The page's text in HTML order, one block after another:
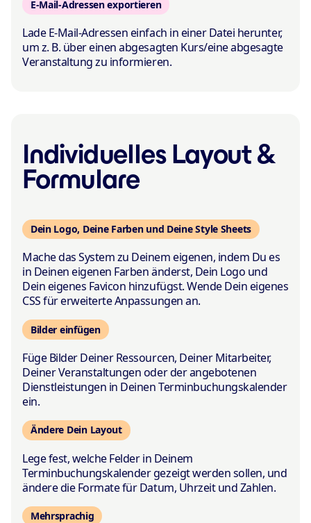
E-Mail-Adressen exportieren
Lade E-Mail-Adressen einfach in einer Datei herunter,
um z. B. über einen abgesagten Kurs/eine abgesagte
Veranstaltung zu informieren.
Individuelles Layout &
Formulare
Dein Logo, Deine Farben und Deine Style Sheets
Mache das System zu Deinem eigenen, indem Du es
in Deinen eigenen Farben änderst, Dein Logo und
Dein eigenes Favicon hinzufügst. Wende Dein eigenes
CSS für erweiterte Anpassungen an.
Bilder einfügen
Füge Bilder Deiner Ressourcen, Deiner Mitarbeiter,
Deiner Veranstaltungen oder der angebotenen
Dienstleistungen in Deinen Terminbuchungskalender
ein.
Ändere Dein Layout
Lege fest, welche Felder in Deinem
Terminbuchungskalender gezeigt werden sollen, und
ändere die Formate für Datum, Uhrzeit und Zahlen.
Mehrsprachig